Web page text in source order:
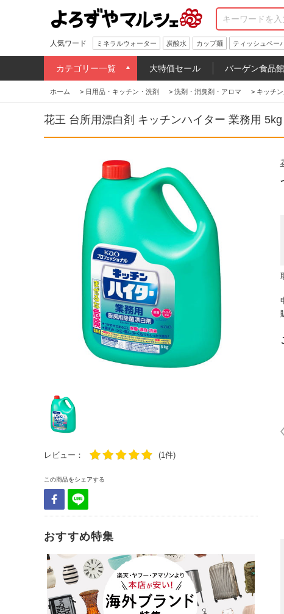
人気ワード ミネラルウォーター 炭酸水 カップ麺 ティッシュペー
カテゴリー一覧 大特価セール バーゲン食品館
ホーム > 日用品・キッチン・洗剤 > 洗剤・消臭剤・アロマ > キッチ
花王 台所用漂白剤 キッチンハイター 業務用 5kg
レビュー： (1件)
この商品をシェアする
おすすめ特集